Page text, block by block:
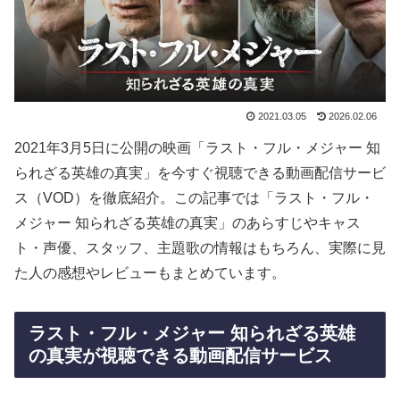
2021.03.05 2026.02.06
2021年3月5日に公開の映画「ラスト・フル・メジャー 知
られざる英雄の真実」を今すぐ視聴できる動画配信サービ
ス（VOD）を徹底紹介。この記事では「ラスト・フル・
メジャー 知られざる英雄の真実」のあらすじやキャス
ト・声優、スタッフ、主題歌の情報はもちろん、実際に見
た人の感想やレビューもまとめています。
ラスト・フル・メジャー 知られざる英雄
の真実が視聴できる動画配信サービス